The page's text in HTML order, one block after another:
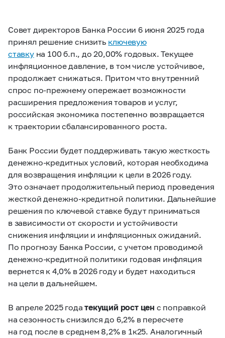
Совет директоров Банка России 6 июня 2025 года
принял решение снизить ключевую
ставкуна 100 б.п., до 20,00% годовых. Текущее
инфляционное давление, в том числе устойчивое,
продолжает снижаться. Притом что внутренний
спрос по-прежнему опережает возможности
расширения предложения товаров и услуг,
российская экономика постепенно возвращается
к траектории сбалансированного роста.
Банк России будет поддерживать такую жесткость
денежно-кредитных условий, которая необходима
для возвращения инфляции к цели в 2026 году.
Это означает продолжительный период проведения
жесткой денежно-кредитной политики. Дальнейшие
решения по ключевой ставке будут приниматься
в зависимости от скорости и устойчивости
снижения инфляции и инфляционных ожиданий.
По прогнозу Банка России, с учетом проводимой
денежно-кредитной политики годовая инфляция
вернется к 4,0% в 2026 году и будет находиться
на цели в дальнейшем.
В апреле 2025 годатекущий рост цен с поправкой
на сезонность снизился до 6,2% в пересчете
на год после в среднем 8,2% в 1к25. Аналогичный